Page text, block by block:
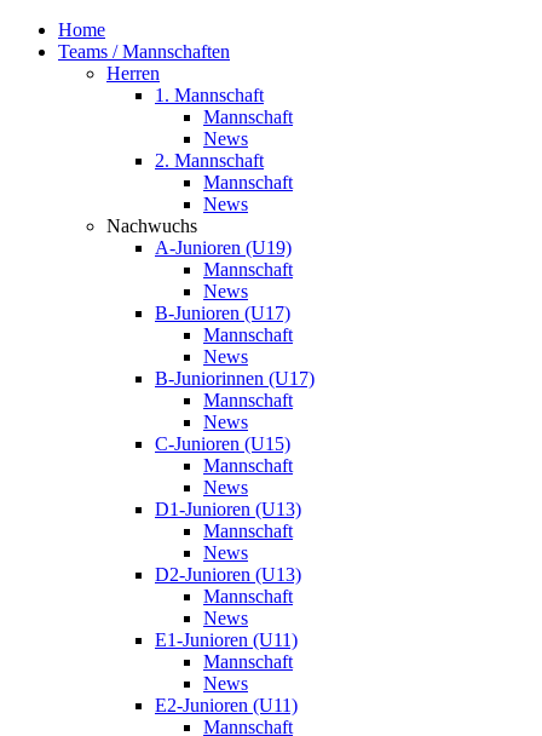
Home
Teams / Mannschaften
Herren
1. Mannschaft
Mannschaft
News
2. Mannschaft
Mannschaft
News
Nachwuchs
A-Junioren (U19)
Mannschaft
News
B-Junioren (U17)
Mannschaft
News
B-Juniorinnen (U17)
Mannschaft
News
C-Junioren (U15)
Mannschaft
News
D1-Junioren (U13)
Mannschaft
News
D2-Junioren (U13)
Mannschaft
News
E1-Junioren (U11)
Mannschaft
News
E2-Junioren (U11)
Mannschaft